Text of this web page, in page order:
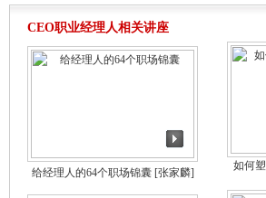
CEO职业经理人相关讲座
给经理人的64个职场锦囊[张家麟]
如何